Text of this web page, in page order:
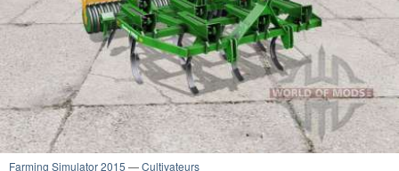
Farming Simulator 2015 —Cultivateurs